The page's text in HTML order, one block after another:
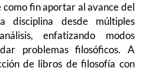
fin aportar al avance del
disciplina desde múltiples
enfatizando modos
problemas filosóficos. A
de libros de filosofía con